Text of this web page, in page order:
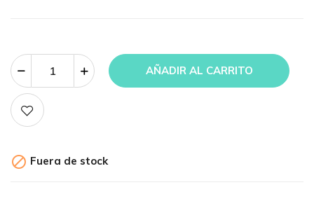
AÑADIR AL CARRITO
 Fuera de stock